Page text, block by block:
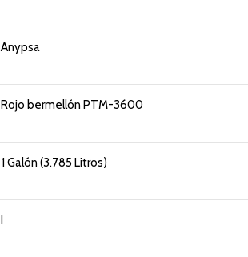
Anypsa
Rojo bermellón PTM-3600
1 Galón (3.785 Litros)
I